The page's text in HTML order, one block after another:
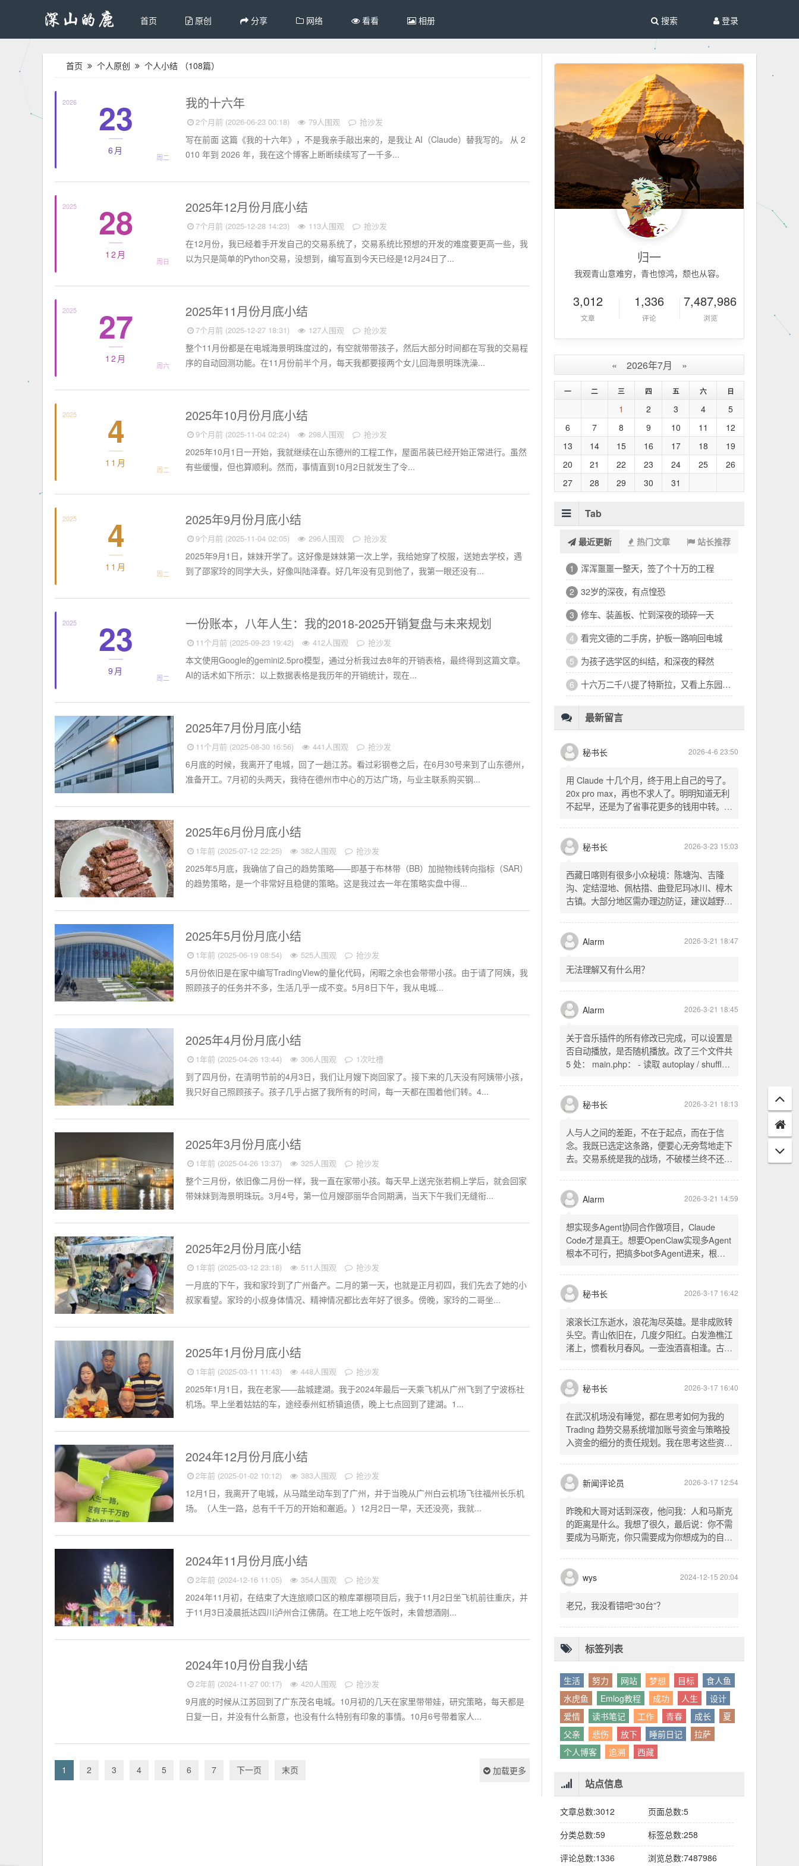
首页 原创 分享 网络 看看 相册 登录
搜索
首页 个人原创 个人小结 （108篇）
2026 23
6月
周二
我的十六年
2个月前 (2026-06-23 00:18) 79人围观 抢沙发
写在前面 这篇《我的十六年》，不是我亲手敲出来的，是我让 AI（Claude）替我写的。 从 2
010 年到 2026 年，我在这个博客上断断续续写了一千多...
2025 28
12月
周日
2025年12月份月底小结
7个月前 (2025-12-28 14:23) 113人围观 抢沙发
在12月份，我已经着手开发自己的交易系统了，交易系统比预想的开发的难度要更高一些，我
以为只是简单的Python交易，没想到，编写直到今天已经是12月24日了...
2025 27
12月
周六
2025年11月份月底小结
7个月前 (2025-12-27 18:31) 127人围观 抢沙发
整个11月份都是在电城海景明珠度过的，有空就带带孩子，然后大部分时间都在写我的交易程
序的自动回测功能。在11月份前半个月，每天我都要接两个女儿回海景明珠洗澡...
2025 4
11月
周二
2025年10月份月底小结
9个月前 (2025-11-04 02:24) 298人围观 抢沙发
2025年10月1日一开始，我就继续在山东德州的工程工作，屋面吊装已经开始正常进行。虽然
有些缓慢，但也算顺利。然而，事情直到10月2日就发生了令...
2025 4
11月
周二
2025年9月份月底小结
9个月前 (2025-11-04 02:05) 296人围观 抢沙发
2025年9月1日，妹妹开学了。这好像是妹妹第一次上学，我给她穿了校服，送她去学校，遇
到了邵家玲的同学大头，好像叫陆泽春。好几年没有见到他了，我第一眼还没有...
2025 23
9月
周二
一份账本，八年人生：我的2018-2025开销复盘与未来规划
11个月前 (2025-09-23 19:42) 412人围观 抢沙发
本文使用Google的gemini2.5pro模型，通过分析我过去8年的开销表格，最终得到这篇文章。
AI的话术如下所示：以上数据表格是我历年的开销统计，现在...
个人小结 2025年7月份月底小结
11个月前 (2025-08-30 16:56) 441人围观 抢沙发
6月底的时候，我离开了电城，回了一趟江苏。看过彩钢卷之后，在6月30号来到了山东德州，
准备开工。7月初的头两天，我待在德州市中心的万达广场，与业主联系购买钢...
个人小结 2025年6月份月底小结
1年前 (2025-07-12 22:25) 382人围观 抢沙发
2025年5月底，我确信了自己的趋势策略——即基于布林带（BB）加抛物线转向指标（SAR）
的趋势策略，是一个非常好且稳健的策略。这是我过去一年在策略实盘中得...
2025年5月份月底小结
1年前 (2025-06-19 08:54) 525人围观 抢沙发
5月份依旧是在家中编写TradingView的量化代码，闲暇之余也会带带小孩。由于请了阿姨，我
照顾孩子的任务并不多，生活几乎一成不变。5月8日下午，我从电城...
个人小结 2025年4月份月底小结
1年前 (2025-04-26 13:44) 306人围观 1次吐槽
到了四月份，在清明节前的4月3日，我们让月嫂下岗回家了。接下来的几天没有阿姨带小孩，
我只好自己照顾孩子。孩子几乎占据了我所有的时间，每一天都在围着他们转。4...
2025年3月份月底小结
1年前 (2025-04-26 13:37) 325人围观 抢沙发
整个三月份，依旧像二月份一样，我一直在家带小孩。每天早上送完张若桐上学后，就会回家
带妹妹到海景明珠玩。3月4号，第一位月嫂邵丽华合同期满，当天下午我们无缝衔...
个人小结 2025年2月份月底小结
1年前 (2025-03-12 23:18) 511人围观 抢沙发
一月底的下午，我和家玲到了广州备产。二月的第一天，也就是正月初四，我们先去了她的小
叔家看望。家玲的小叔身体情况、精神情况都比去年好了很多。傍晚，家玲的二哥坐...
个人小结 2025年1月份月底小结
1年前 (2025-03-11 11:43) 448人围观 抢沙发
2025年1月1日，我在老家——盐城建湖。我于2024年最后一天乘飞机从广州飞到了宁波栎社
机场。早上坐着姑姑的车，途经泰州虹桥镇追债，晚上七点回到了建湖。1...
个人小结 2024年12月份月底小结
2年前 (2025-01-02 10:12) 383人围观 抢沙发
12月1日，我离开了电城，从马踏坐动车到了广州，并于当晚从广州白云机场飞往福州长乐机
场。（人生一路，总有千千万的开始和邂逅。）12月2日一早，天还没亮，我就...
2024年11月份月底小结
2年前 (2024-12-16 11:05) 354人围观 抢沙发
2024年11月初，在结束了大连旅顺口区的粮库罩棚项目后，我于11月2日坐飞机前往重庆，并
于11月3日凌晨抵达四川泸州合江佛荫。在工地上吃午饭时，未曾想酒刚...
2024年10月份自我小结
2年前 (2024-11-27 00:17) 420人围观 抢沙发
9月底的时候从江苏回到了广东茂名电城。10月初的几天在家里带带娃，研究策略，每天都是
日复一日，并没有什么新意，也没有什么特别有印象的事情。10月6号带着家人...
1 2 3 4 5 6 7 下一页 末页 加载更多
归一
我观青山意难穷，青也惊鸿，颓也从容。
3,012
文章
1,336
评论
7,487,986
浏览
« 2026年7月 »
一 二 三 四 五 六 日
1 2 3 4
5
6
7 8 9 10 11
12
13
14 15 16 17 18
19
20
21 22 23 24 25
26
27
28 29 30 31
Tab
最近更新 热门文章 站长推荐
1 浑浑噩噩一整天，签了个十万的工程
2 32岁的深夜，有点惶恐
3 修车、装盖板、忙到深夜的琐碎一天
4 看完文德的二手房，护板一路响回电城
5 为孩子选学区的纠结，和深夜的释然
6 十六万二千八提了特斯拉，又看上东园公馆
最新留言
秘书长 2026-4-6 23:50
用 Claude 十几个月，终于用上自己的号了。
20x pro max，再也不求人了。明明知道无利
不起早，还是为了省事花更多的钱用中转。链
SSH 用 gost 做 HTTP+SOCKS 转换才能用
多 Agent。配置麻烦了点，设定好了后直接任
意 IP 进行 SSH 登录。畅用，值得纪念。
秘书长 2026-3-23 15:03
西藏日喀则有很多小众秘境：陈塘沟、吉隆
沟、定结湿地、佩枯措、曲登尼玛冰川、樟木
古镇。大部分地区需办理边防证，建议越野
经吉隆口岸前往加德满都，沿途风景绝美。
Alarm 2026-3-21 18:47
无法理解又有什么用？
Alarm 2026-3-21 18:45
关于音乐插件的所有修改已完成，可以设置是
否自动播放，是否随机播放。改了三个文件共
5 处： main.php： - 读取 autoplay / shuffle
一行两个复选框（自动播放音乐 / 默认随机播
放），带配套 CSS track.php： - 在 var
playlist = [...] 后面输出 _p4zAutoplay 和
_p4zShuffle 两个 JS 变量 script.js： -
autoplay 从后端变量读取，不再硬编码 false
- shuffle 后台开启时强制随机，否则走
秘书长 2026-3-21 18:13
人与人之间的差距，不在于起点，而在于信
念。我既已选定这条路，便要心无旁骛地走下
去。交易系统是我的战场，不破楼兰终不还。
唯有目标，不可动摇。
Alarm 2026-3-21 14:59
想实现多Agent协同合作做项目，Claude
Code才是真王。想要OpenClaw实现多Agent
根本不可行，把搞多bot多Agent进来，根本
秘书长 2026-3-17 16:42
滚滚长江东逝水，浪花淘尽英雄。是非成败转
头空。青山依旧在，几度夕阳红。白发渔樵江
渚上，惯看秋月春风。一壶浊酒喜相逢。古今
的开篇词，气势磅礴，感慨历史兴衰、人生短
暂。晚饭时在墙上看到这句诗，让人感慨万
千。历史长河滚滚向前，多少英雄豪杰都随江
水而去。人生短暂，更应珍惜当下，做好每一
件事。
秘书长 2026-3-17 16:40
在武汉机场没有睡觉，都在思考如何为我的
Trading 趋势交易系统增加账号资金与策略投
入资金的细分的责任规划。我在思考这些资金
投入资金是每个策略单独分配的资金。昨天回
到家之后，我也在为博客增加这些功能，把交
易系统理念落实到代码层面。东西用久了需要
维护，人也是一样，累了就要好好休息。
新闻评论员 2026-3-17 12:54
昨晚和大哥对话到深夜，他问我：人和马斯克
的距离是什么。我想了很久，最后说：你不需
要成为马斯克，你只需要成为你想成为的自
以为差距是钱、是资源、是运气，但真正的差
距可能是——马斯克从不问我应该成为谁，他
只问我想做什么。而我们，花了太多时间活成
别人眼中的应该。这句话不是安慰，是提醒：
wys 2024-12-15 20:04
老兄，我没看错吧“30台”？
标签列表
生活 努力 网站 梦想 目标
食人鱼
水虎鱼
Emlog教程 成功 人生
设计
爱情
读书笔记 工作 青春 成长
夏
父亲
悲伤 放下 睡前日记
拉萨
个人博客
追溯 西藏
站点信息
文章总数:3012
页面总数:5
分类总数:59
标签总数:258
评论总数:1336
浏览总数:7487986